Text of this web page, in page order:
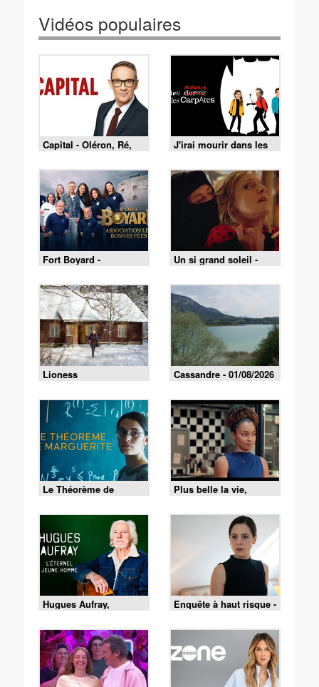
Vidéos populaires
Capital - Oléron, Ré,
Belle-Île : le match des
îles est lancé !
J'irai mourir dans les
Carpates
Fort Boyard -
01/08/2026
Un si grand soleil -
06/08/2026
Lioness Cassandre - 01/08/2026
Le Théorème de
Marguerite
Plus belle la vie,
encore plus belle du
vendredi 31 juillet 2026
- Episode 639
Hugues Aufray,
l'éternel jeune homme
Enquête à haut risque -
02/08/2026